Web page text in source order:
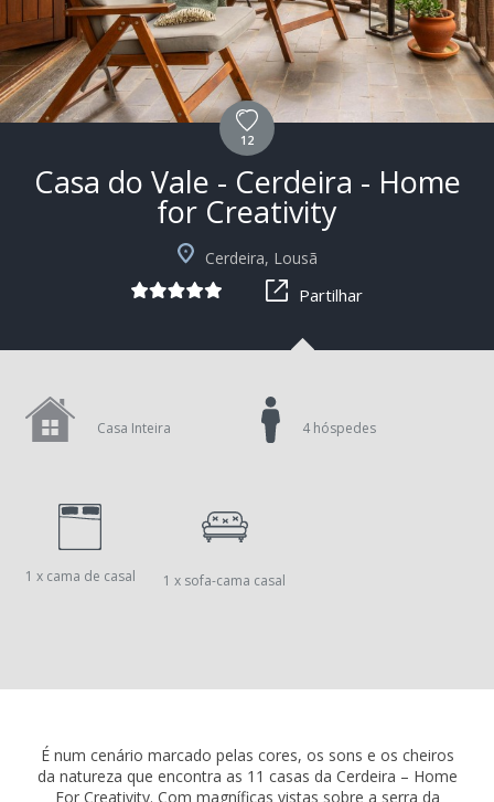
12
Casa do Vale - Cerdeira - Home
for Creativity
Cerdeira, Lousã
Partilhar
Casa Inteira
1 x cama de casal 1 x sofa-cama casal
4 hóspedes
É num cenário marcado pelas cores, os sons e os cheiros
da natureza que encontra as 11 casas da Cerdeira – Home
For Creativity. Com magníficas vistas sobre a serra da